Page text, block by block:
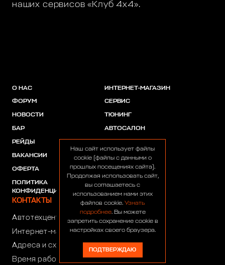
наших сервисов «Клуб 4х4».
О НАС
ФОРУМ
НОВОСТИ
БАР
РЕЙДЫ
ВАКАНСИИ
ОФЕРТА
ПОЛИТИКА
КОНФИДЕНЦИАЛЬНОСТИ
ИНТЕРНЕТ-МАГАЗИН
СЕРВИС
ТЮНИНГ
АВТОСАЛОН
ПАРТНЕРЫ
КОНТАКТЫ
Автотехцентр:
Интернет-магазин:+7 (916) 922-44-44
Адреса и схемы проезда
Время работы автотехцентра:
Наш сайт использует файлы
cookie (файлы с данными о
прошлых посещениях сайта).
Продолжая использовать сайт,
вы соглашаетесь с
использованием нами этих
файлов cookie. Узнать
подробнее. Вы можете
запретить сохранение cookie в
настройках своего браузера.
ПОДТВЕРЖДАЮ